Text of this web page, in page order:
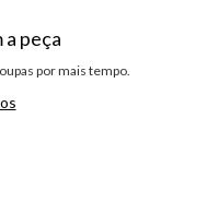
a peça
por mais tempo.